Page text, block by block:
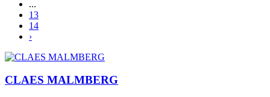
...
13
14
›
CLAES MALMBERG